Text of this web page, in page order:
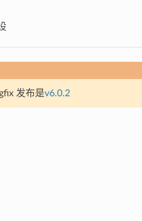
发布是v6.0.2